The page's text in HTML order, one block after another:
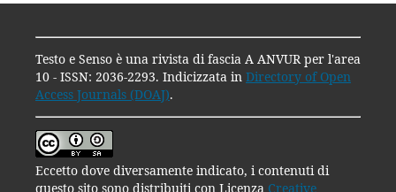
Testo e Senso è una rivista di fascia A ANVUR per l'area
10 - ISSN: 2036-2293. Indicizzata in Directory of Open
Access Journals (DOAJ).
Eccetto dove diversamente indicato, i contenuti di
questo sito sono distribuiti con Licenza Creative